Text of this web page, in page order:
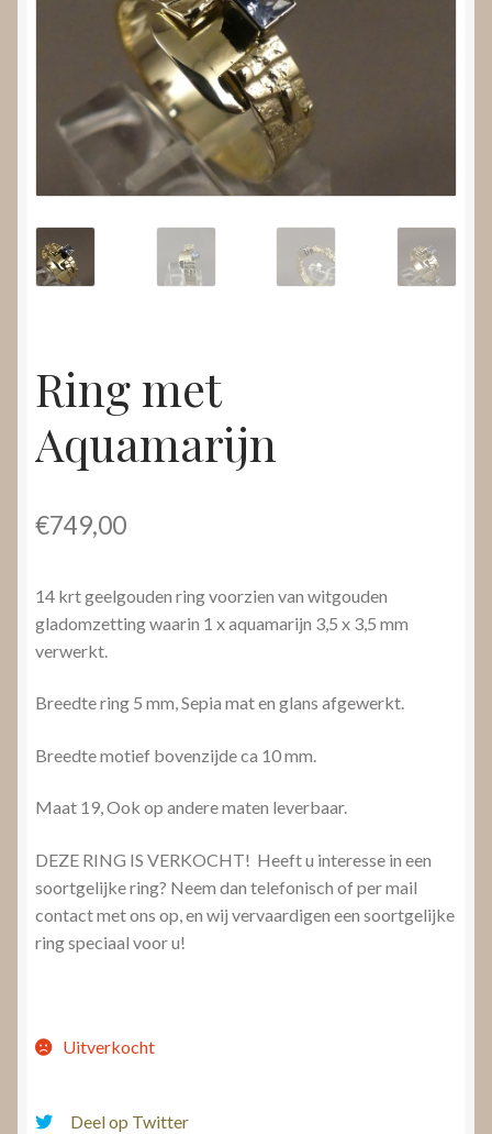
Ring met
Aquamarijn
€749,00
14 krt geelgouden ring voorzien van witgouden
gladomzetting waarin 1 x aquamarijn 3,5 x 3,5 mm
verwerkt.
Breedte ring 5 mm, Sepia mat en glans afgewerkt.
Breedte motief bovenzijde ca 10 mm.
Maat 19, Ook op andere maten leverbaar.
DEZE RING IS VERKOCHT! Heeft u interesse in een
soortgelijke ring? Neem dan telefonisch of per mail
contact met ons op, en wij vervaardigen een soortgelijke
ring speciaal voor u!
Uitverkocht
Deel op Twitter